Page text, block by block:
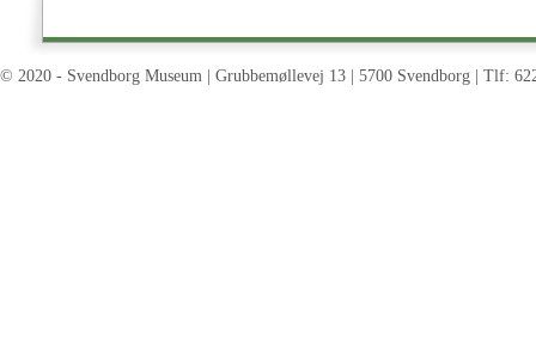
© 2020 - Svendborg Museum | Grubbemøllevej 13 | 5700 Svendborg | Tlf: